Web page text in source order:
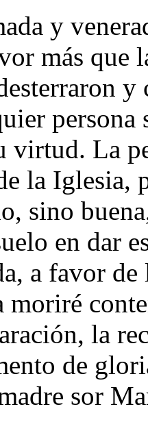
y
más que
y
persona
virtud. La
la Iglesia,
sino
en dar
a favor
moriré
la
de
sor